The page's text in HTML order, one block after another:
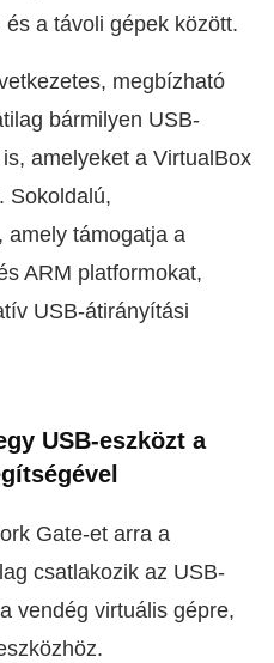
a távoli gépek között.
megbízható
bármilyen USB-
amelyeket a VirtualBox
Sokoldalú,
amely támogatja a
ARM platformokat,
USB-átirányítási
USB-eszközt a
Gate-et arra a
csatlakozik az USB-
vendég virtuális gépre,